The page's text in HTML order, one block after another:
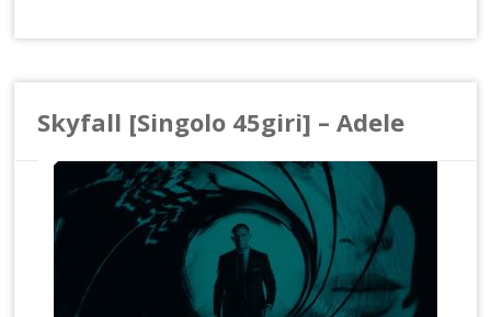
Skyfall [Singolo 45giri] – Adele